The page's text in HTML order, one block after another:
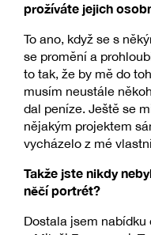
prožíváte jejich
To ano, když se s
se promění a
to tak, že by mě do
musím neustále
dal peníze. Ještě se
nějakým projektem
vycházelo z mé
Takže jste nikdy
něčí portrét?
Dostala jsem